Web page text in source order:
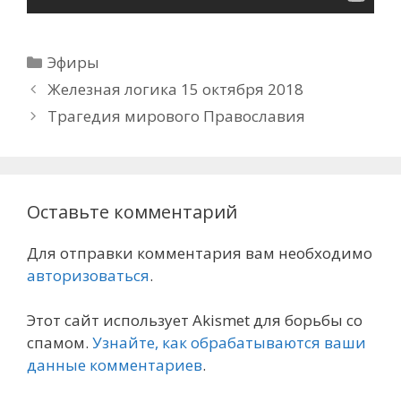
Рубрики
Эфиры
Железная логика 15 октября 2018
Трагедия мирового Православия
Оставьте комментарий
Для отправки комментария вам необходимо
авторизоваться.
Этот сайт использует Akismet для борьбы со
спамом. Узнайте, как обрабатываются ваши
данные комментариев.